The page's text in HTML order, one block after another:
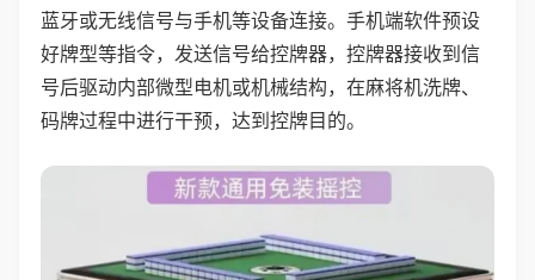
蓝牙或无线信号与手机等设备连接。手机端软件预设
好牌型等指令，发送信号给控牌器，控牌器接收到信
号后驱动内部微型电机或机械结构，在麻将机洗牌、
码牌过程中进行干预，达到控牌目的。